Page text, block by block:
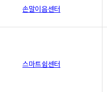
손말이음센터
스마트쉼센터